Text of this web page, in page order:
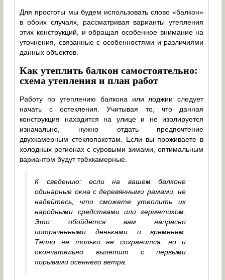
Для простоты мы будем использовать слово «балкон»
в обоих случаях, рассматривая варианты утепления
этих конструкций, и обращая особенное внимание на
уточнения, связанные с особенностями и различиями
данных объектов.
Как утеплить балкон самостоятельно:
схема утепления и план работ
Работу по утеплению балкона или лоджии следует
начать с остекления. Учитывая то, что данная
конструкция находится на улице и не изолируется
изначально, нужно отдать предпочтение
двухкамерным стеклопакетам. Если вы проживаете в
холодных регионах с суровыми зимами, оптимальным
вариантом будут трёхкамерные.
К сведению: если на вашем балконе
одинарные окна с деревянными рамами, не
надейтесь, что сможете утеплить их
народными средствами или герметиком.
Это обойдётся вам напрасно
потраченными деньками и временем.
Тепло не только не сохранится, но и
окончательно вылетит с первыми
порывами осеннего ветра.